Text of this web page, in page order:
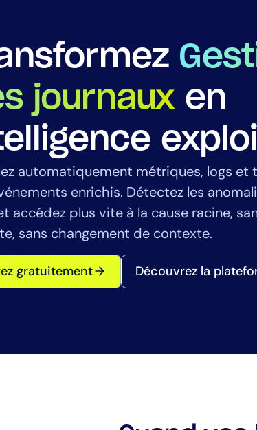
journaux en
automatiquement métriques, logs et
enrichis. Détectez les
accédez plus vite à la cause racine,
sans changement de contexte.
gratuitement Découvrez la
Edwin AI
Industrie
Services financiers
Secteur public
Services gérés